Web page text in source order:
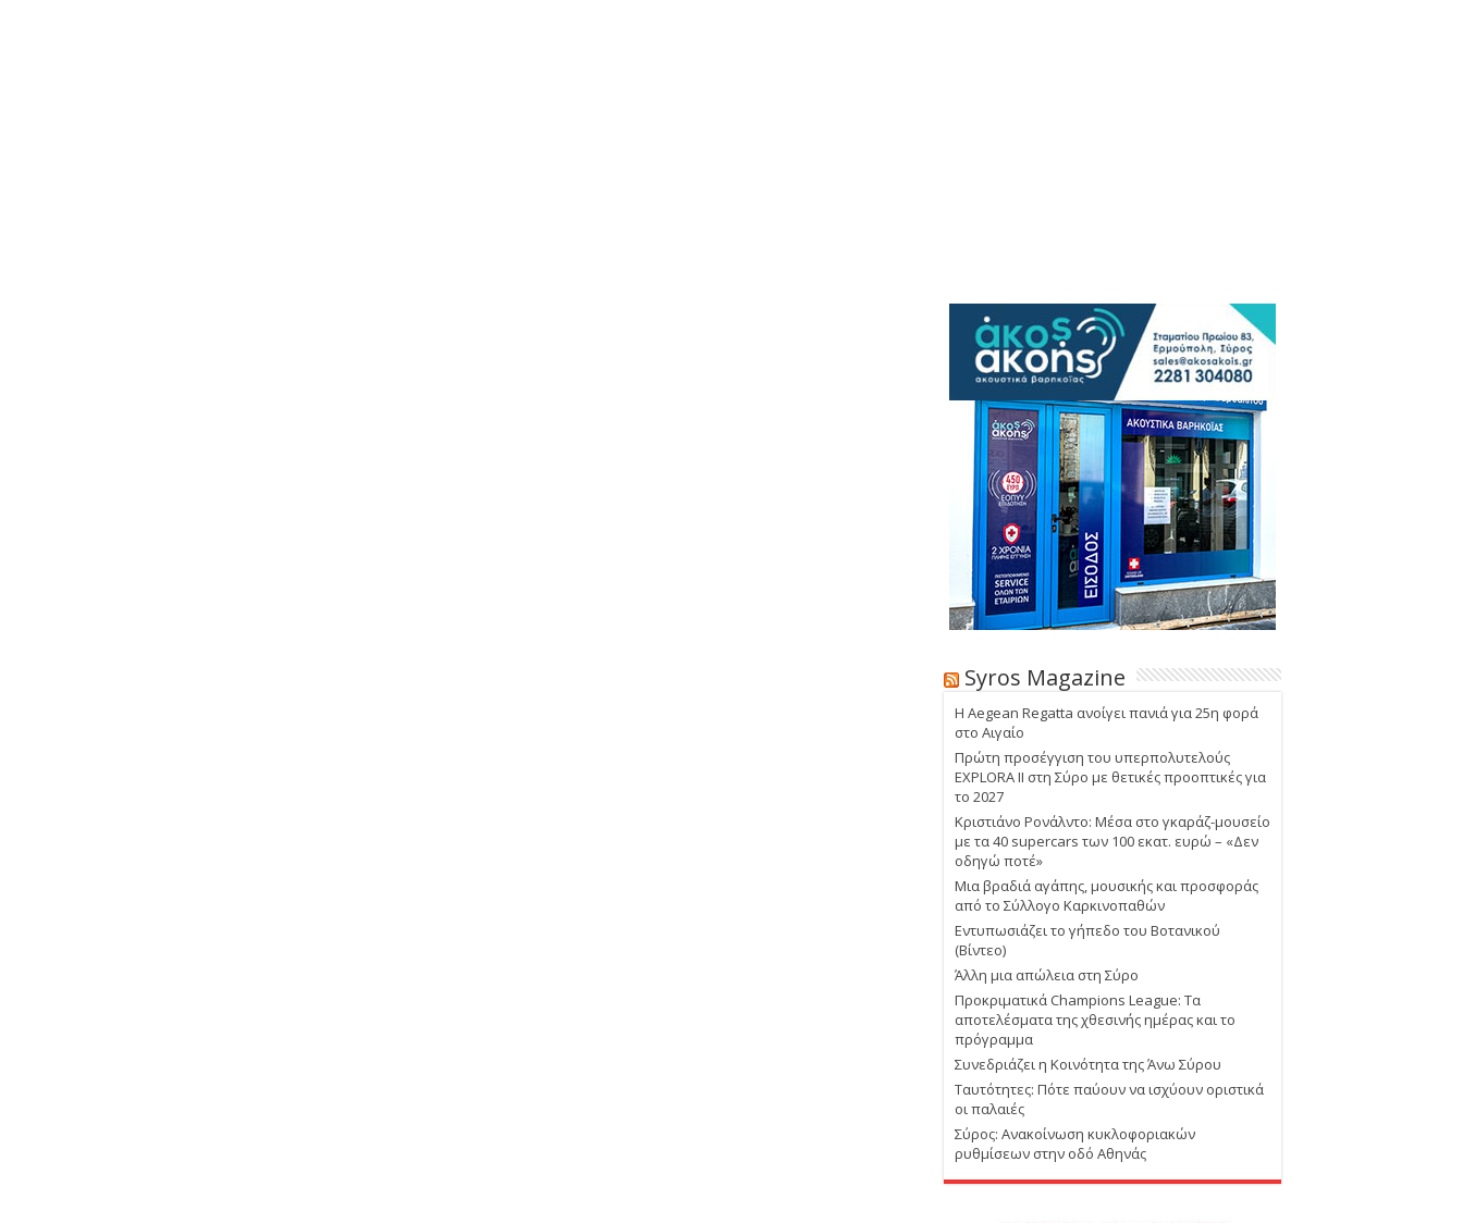
Syros Magazine
Η Aegean Regatta ανοίγει πανιά για 25η φορά
στο Αιγαίο
Πρώτη προσέγγιση του υπερπολυτελούς
EXPLORA II στη Σύρο με θετικές προοπτικές για
το 2027
Κριστιάνο Ρονάλντο: Μέσα στο γκαράζ-μουσείο
με τα 40 supercars των 100 εκατ. ευρώ – «Δεν
οδηγώ ποτέ»
Μια βραδιά αγάπης, μουσικής και προσφοράς
από το Σύλλογο Καρκινοπαθών
Εντυπωσιάζει το γήπεδο του Βοτανικού
(Βίντεο)
Άλλη μια απώλεια στη Σύρο
Προκριματικά Champions League: Τα
αποτελέσματα της χθεσινής ημέρας και το
πρόγραμμα
Συνεδριάζει η Κοινότητα της Άνω Σύρου
Ταυτότητες: Πότε παύουν να ισχύουν οριστικά
οι παλαιές
Σύρος: Ανακοίνωση κυκλοφοριακών
ρυθμίσεων στην οδό Αθηνάς